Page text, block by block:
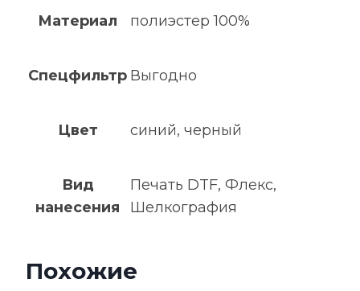
Материал полиэстер 100%
Спецфильтр Выгодно
Цвет синий, черный
Вид
нанесения
Печать DTF, Флекс,
Шелкография
Похожие